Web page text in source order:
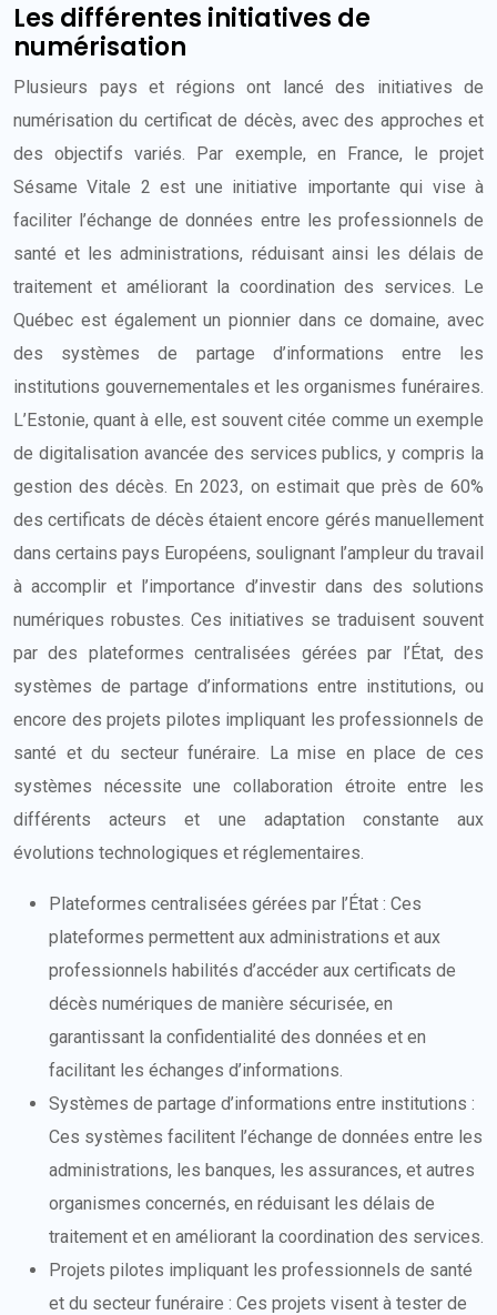
Les différentes initiatives de
numérisation
Plusieurs pays et régions ont lancé des initiatives de
numérisation du certificat de décès, avec des approches et
des objectifs variés. Par exemple, en France, le projet
Sésame Vitale 2 est une initiative importante qui vise à
faciliter l’échange de données entre les professionnels de
santé et les administrations, réduisant ainsi les délais de
traitement et améliorant la coordination des services. Le
Québec est également un pionnier dans ce domaine, avec
des systèmes de partage d’informations entre les
institutions gouvernementales et les organismes funéraires.
L’Estonie, quant à elle, est souvent citée comme un exemple
de digitalisation avancée des services publics, y compris la
gestion des décès. En 2023, on estimait que près de 60%
des certificats de décès étaient encore gérés manuellement
dans certains pays Européens, soulignant l’ampleur du travail
à accomplir et l’importance d’investir dans des solutions
numériques robustes. Ces initiatives se traduisent souvent
par des plateformes centralisées gérées par l’État, des
systèmes de partage d’informations entre institutions, ou
encore des projets pilotes impliquant les professionnels de
santé et du secteur funéraire. La mise en place de ces
systèmes nécessite une collaboration étroite entre les
différents acteurs et une adaptation constante aux
évolutions technologiques et réglementaires.
Plateformes centralisées gérées par l’État : Ces
plateformes permettent aux administrations et aux
professionnels habilités d’accéder aux certificats de
décès numériques de manière sécurisée, en
garantissant la confidentialité des données et en
facilitant les échanges d’informations.
Systèmes de partage d’informations entre institutions :
Ces systèmes facilitent l’échange de données entre les
administrations, les banques, les assurances, et autres
organismes concernés, en réduisant les délais de
traitement et en améliorant la coordination des services.
Projets pilotes impliquant les professionnels de santé
et du secteur funéraire : Ces projets visent à tester de